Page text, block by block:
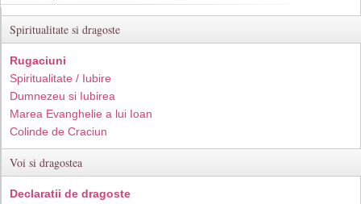
Spiritualitate si dragoste
Rugaciuni
Spiritualitate / Iubire
Dumnezeu si Iubirea
Marea Evanghelie a lui Ioan
Colinde de Craciun
Voi si dragostea
Declaratii de dragoste